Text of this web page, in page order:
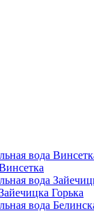
Горька